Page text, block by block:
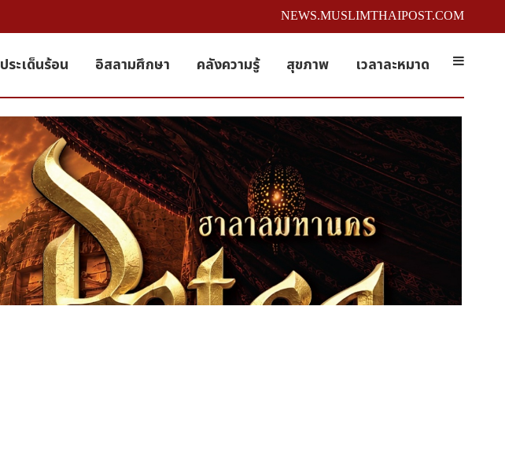
NEWS.MUSLIMTHAIPOST.COM
ประเด็นร้อน อิสลามศึกษา คลังความรู้ สุขภาพ เวลาละหมาด